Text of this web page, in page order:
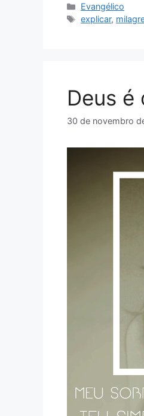
Categorias
Evangélico
Tags
explicar,
Deus é
30 de novembro